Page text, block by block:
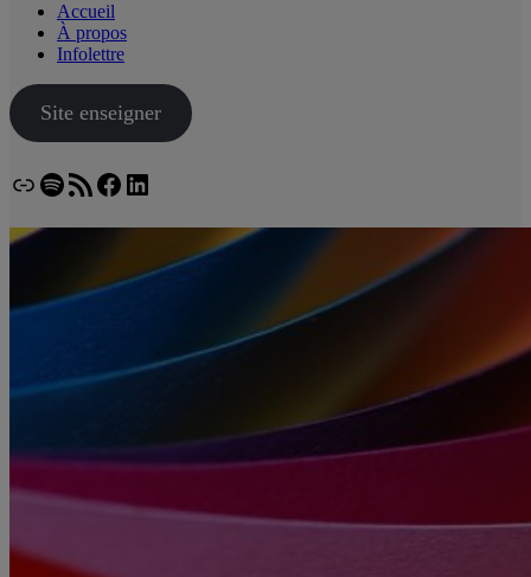
Accueil
À propos
Infolettre
Site enseigner
LienSpotify
Flux RSSFacebook
LinkedIn